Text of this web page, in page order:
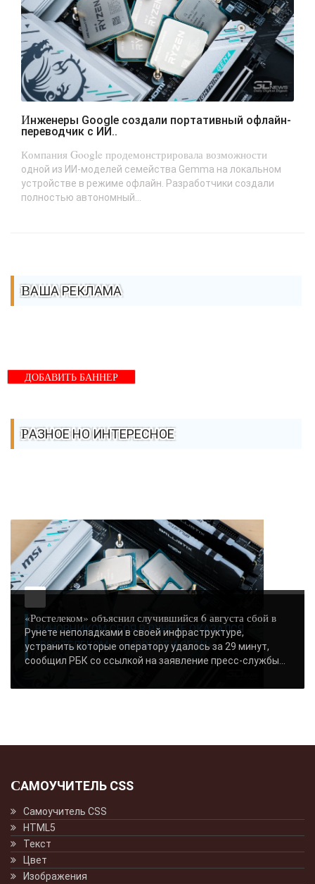
Инженеры Google создали портативный офлайн-
переводчик с ИИ..
Компания Google продемонстрировала возможности
одной из ИИ-моделей семейства Gemma на локальном
устройстве в режиме офлайн. Разработчики создали
полностью автономный...
ВАША РЕКЛАМА
ДОБАВИТЬ БАННЕР
РАЗНОЕ НО ИНТЕРЕСНОЕ
ВИНОВНИКОМ СБОЯ В РУНЕТЕ ОКАЗАЛСЯ
«РОСТЕЛЕКОМ» - «НОВОСТИ СЕТИ»..
«Ростелеком» объяснил случившийся 6 августа сбой в
Рунете неполадками в своей инфраструктуре,
устранить которые оператору удалось за 29 минут,
сообщил РБК со ссылкой на заявление пресс-службы...
САМОУЧИТЕЛЬ CSS
Самоучитель CSS
HTML5
Текст
Цвет
Изображения